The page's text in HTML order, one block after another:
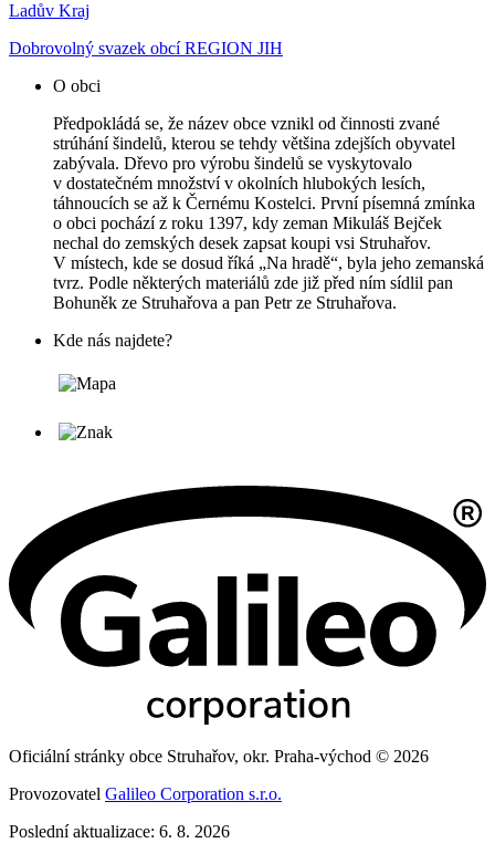
Ladův Kraj
Dobrovolný svazek obcí REGION JIH
O obci
Předpokládá se, že název obce vznikl od činnosti zvané
strúhání šindelů, kterou se tehdy většina zdejších obyvatel
zabývala. Dřevo pro výrobu šindelů se vyskytovalo
v dostatečném množství v okolních hlubokých lesích,
táhnoucích se až k Černému Kostelci. První písemná zmínka
o obci pochází z roku 1397, kdy zeman Mikuláš Bejček
nechal do zemských desek zapsat koupi vsi Struhařov.
V místech, kde se dosud říká „Na hradě“, byla jeho zemanská
tvrz. Podle některých materiálů zde již před ním sídlil pan
Bohuněk ze Struhařova a pan Petr ze Struhařova.
Kde nás najdete?
Oficiální stránky obce Struhařov, okr. Praha-východ © 2026
Provozovatel Galileo Corporation s.r.o.
Poslední aktualizace: 6. 8. 2026